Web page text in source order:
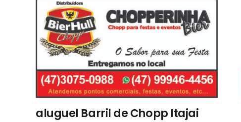
aluguel Barril de Chopp Itajai